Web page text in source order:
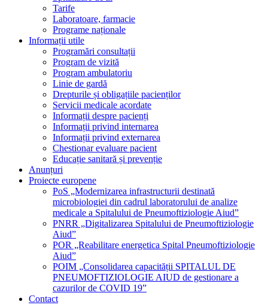
Tarife
Laboratoare, farmacie
Programe naționale
Informații utile
Programări consultații
Program de vizită
Program ambulatoriu
Linie de gardă
Drepturile și obligațiile pacienților
Servicii medicale acordate
Informații despre pacienți
Informații privind internarea
Informații privind externarea
Chestionar evaluare pacient
Educație sanitară și prevenție
Anunțuri
Proiecte europene
PoS „Modernizarea infrastructurii destinată
microbiologiei din cadrul laboratorului de analize
medicale a Spitalului de Pneumoftiziologie Aiud”
PNRR „Digitalizarea Spitalului de Pneumoftiziologie
Aiud”
POR „Reabilitare energetica Spital Pneumoftiziologie
Aiud”
POIM „Consolidarea capacității SPITALUL DE
PNEUMOFTIZIOLOGIE AIUD de gestionare a
cazurilor de COVID 19”
Contact